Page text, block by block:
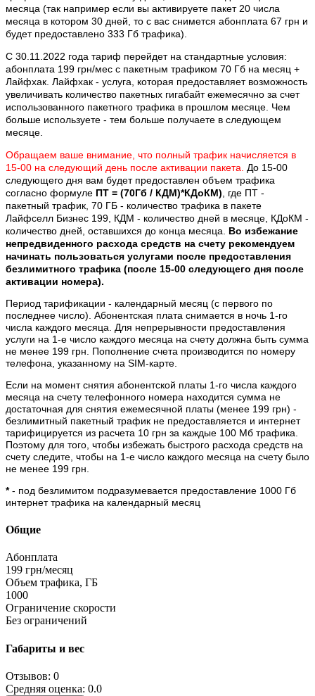
месяца (так например если вы активируете пакет 20 числа
месяца в котором 30 дней, то с вас снимется абонплата 67 грн и
будет предоставлено 333 Гб трафика).
С 30.11.2022 года тариф перейдет на стандартные условия:
абонплата 199 грн/мес с пакетным трафиком 70 Гб на месяц +
Лайфхак. Лайфхак - услуга, которая предоставляет возможность
увеличивать количество пакетных гигабайт ежемесячно за счет
использованного пакетного трафика в прошлом месяце. Чем
больше используете - тем больше получаете в следующем
месяце.
Обращаем ваше внимание что полный трафик начисляется в
15-00 на следующий день после активации пакета
До 15-00
следующего дня вам будет предоставлен объем трафика
согласно формуле ПТ = (70Гб / КДМ)*КДоКМ) , где ПТ -
пакетный трафик, 70 ГБ - количество трафика в пакете
Лайфселл Бизнес 199, КДМ - количество дней в месяце, КДоКМ -
количество дней, оставшихся до конца месяца. Во избежание
непредвиденного расхода средств на счету рекомендуем
начинать пользоваться услугами после предоставления
безлимитного трафика (после 15-00 следующего дня после
активации номера).
Период тарификации - календарный месяц (с первого по
последнее число). Абонентская плата снимается в ночь 1-го
числа каждого месяца. Для непрерывности предоставления
услуги на 1-е число каждого месяца на счету должна быть сумма
не менее 199 грн. Пополнение счета производится по номеру
телефона, указанному на SIM-карте.
Если на момент снятия абонентской платы 1-го числа каждого
месяца на счету телефонного номера находится сумма не
достаточная для снятия ежемесячной платы (менее 199 грн) -
безлимитный пакетный трафик не предоставляется и интернет
тарифицируется из расчета 10 грн за каждые 100 Мб трафика.
Поэтому для того, чтобы избежать быстрого расхода средств на
счету следите, чтобы на 1-е число каждого месяца на счету было
не менее 199 грн.
* - под безлимитом подразумевается предоставление 1000 Гб
интернет трафика на календарный месяц
Общие
Абонплата
199 грн/месяц
Объем трафика, ГБ
1000
Ограничение скорости
Без ограничений
Габариты и вес
Отзывов: 0
Средняя оценка: 0.0